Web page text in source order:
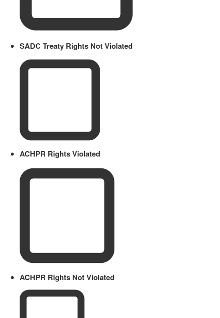
SADC Treaty Rights Not Violated
ACHPR Rights Violated
ACHPR Rights Not Violated